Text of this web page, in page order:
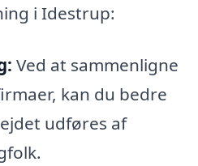
i Idestrup:
Ved at sammenligne
kan du bedre
udføres af